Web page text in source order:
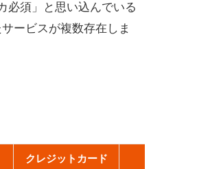
必須」と思い込んでいる
ービスが複数存在しま
クレジットカード